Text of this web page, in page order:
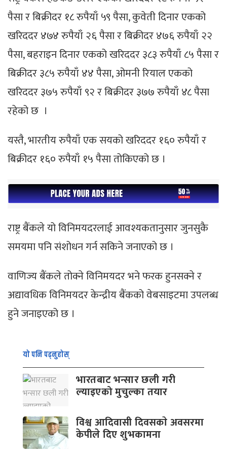
पैसा र बिक्रीदर १८ रुपैयाँ ५९ पैसा, कुवेती दिनार एकको
खरिददर ४७४ रुपैयाँ २६ पैसा र बिक्रीदर ४७६ रुपैयाँ २२
पैसा, बहराइन दिनार एकको खरिददर ३८३ रुपैयाँ ८५ पैसा र
बिक्रीदर ३८५ रुपैयाँ ४४ पैसा, ओमनी रियाल एकको
खरिददर ३७५ रुपैयाँ ९२ र बिक्रीदर ३७७ रुपैयाँ ४८ पैसा
रहेको छ ।
यस्तै, भारतीय रुपैयाँ एक सयको खरिददर १६० रुपैयाँ र
बिक्रीदर १६० रुपैयाँ १५ पैसा तोकिएको छ ।
राष्ट्र बैंकले यो विनिमयदरलाई आवश्यकतानुसार जुनसुकै
समयमा पनि संशोधन गर्न सकिने जनाएको छ ।
वाणिज्य बैंकले तोक्ने विनिमयदर भने फरक हुनसक्ने र
अद्यावधिक विनिमयदर केन्द्रीय बैंकको वेबसाइटमा उपलब्ध
हुने जनाइएको छ ।
यो पनि पढ्नुहोस्
भारतबाट भन्सार छली गरी
ल्याइएको मुचुल्का तयार
विश्व आदिवासी दिवसकाे अवसरमा
केपीले दिए शुभकामना